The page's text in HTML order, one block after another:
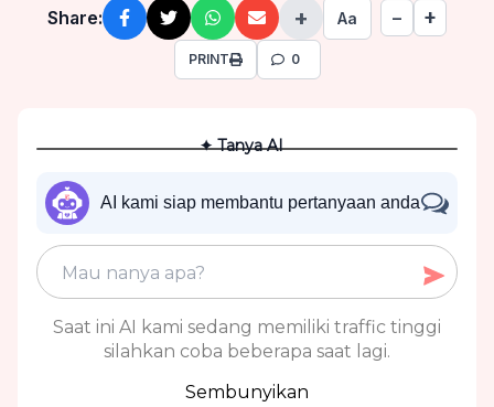
Share: + Aa − +
PRINT 0
✦ Tanya AI
AI kami siap membantu pertanyaan anda
Saat ini AI kami sedang memiliki traffic tinggi
silahkan coba beberapa saat lagi.
Sembunyikan